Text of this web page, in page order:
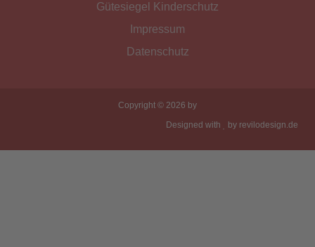
Gütesiegel Kinderschutz
Impressum
Datenschutz
Copyright © 2026 by
Designed with
by revilodesign.de